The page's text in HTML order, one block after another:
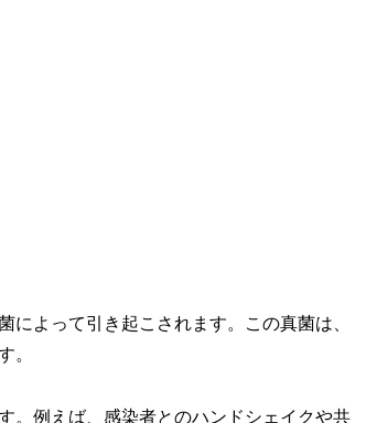
よって引き起こされます。この真菌は、
。
。例えば、感染者とのハンドシェイクや共